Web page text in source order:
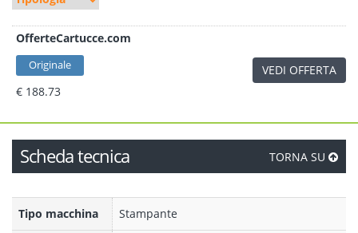
OfferteCartucce.com
Originale
€ 188.73
VEDI OFFERTA
Scheda tecnica TORNA SU
Tipo macchina Stampante